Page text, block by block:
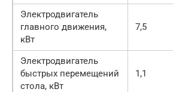
Электродвигатель
главного движения,
кВт
7,5
Электродвигатель
быстрых перемещений
стола, кВт
1,1